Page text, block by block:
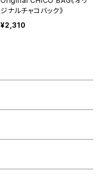
ジナルチャコバック》
¥2,310